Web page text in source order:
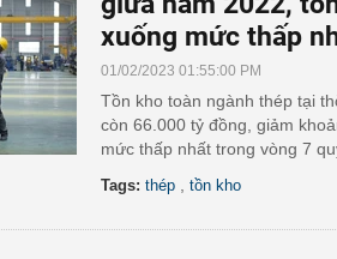
xuống mức thấp
01/02/2023 01:55:00 PM
Tồn kho toàn ngành thép tại
còn 66.000 tỷ đồng, giảm
mức thấp nhất trong vòng 7
Tags: thép tồn kho